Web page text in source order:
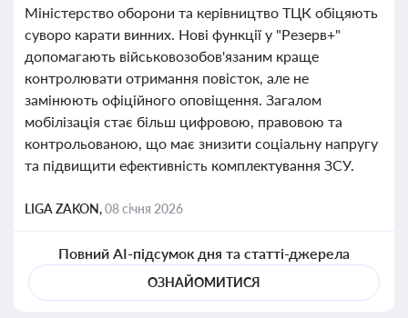
Міністерство оборони та керівництво ТЦК обіцяють
суворо карати винних. Нові функції у "Резерв+"
допомагають військовозобов'язаним краще
контролювати отримання повісток, але не
замінюють офіційного оповіщення. Загалом
мобілізація стає більш цифровою, правовою та
контрольованою, що має знизити соціальну напругу
та підвищити ефективність комплектування ЗСУ.
LIGA ZAKON,08 січня 2026
Повний AI-підсумок дня та статті-джерела
ОЗНАЙОМИТИСЯ